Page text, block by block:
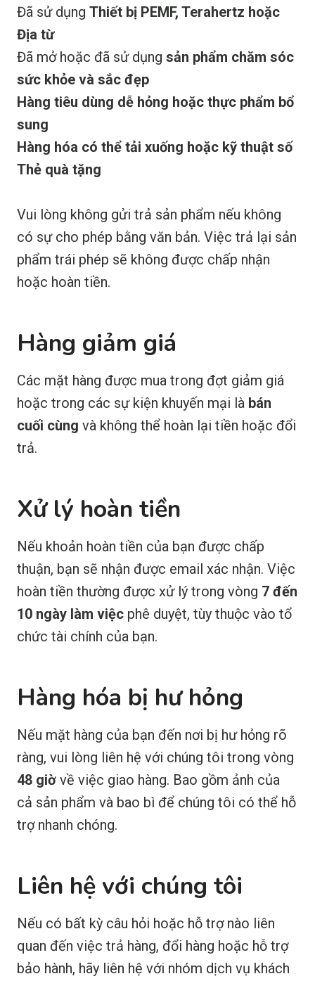
Đã sử dụng Thiết bị PEMF, Terahertz hoặc
Địa từ
Đã mở hoặc đã sử dụng sản phẩm chăm sóc
sức khỏe và sắc đẹp
Hàng tiêu dùng dễ hỏng hoặc thực phẩm bổ
sung
Hàng hóa có thể tải xuống hoặc kỹ thuật số
Thẻ quà tặng
Vui lòng không gửi trả sản phẩm nếu không
có sự cho phép bằng văn bản. Việc trả lại sản
phẩm trái phép sẽ không được chấp nhận
hoặc hoàn tiền.
Hàng giảm giá
Các mặt hàng được mua trong đợt giảm giá
hoặc trong các sự kiện khuyến mại là bán
cuối cùng và không thể hoàn lại tiền hoặc đổi
trả.
Xử lý hoàn tiền
Nếu khoản hoàn tiền của bạn được chấp
thuận, bạn sẽ nhận được email xác nhận. Việc
hoàn tiền thường được xử lý trong vòng 7 đến
10 ngày làm việc phê duyệt, tùy thuộc vào tổ
chức tài chính của bạn.
Hàng hóa bị hư hỏng
Nếu mặt hàng của bạn đến nơi bị hư hỏng rõ
ràng, vui lòng liên hệ với chúng tôi trong vòng
48 giờ về việc giao hàng. Bao gồm ảnh của
cả sản phẩm và bao bì để chúng tôi có thể hỗ
trợ nhanh chóng.
Liên hệ với chúng tôi
Nếu có bất kỳ câu hỏi hoặc hỗ trợ nào liên
quan đến việc trả hàng, đổi hàng hoặc hỗ trợ
bảo hành, hãy liên hệ với nhóm dịch vụ khách